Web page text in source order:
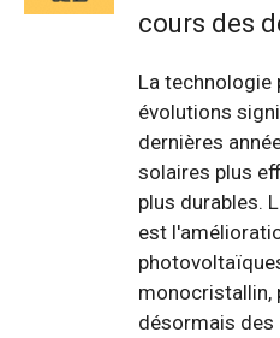
cours des
La technologie
évolutions
dernières
solaires plus
plus durables.
est
monocristallin,
désormais des